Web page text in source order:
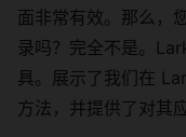
面非常有效。那么，
录吗？完全不是。
具。展示了我们在
方法，并提供了对其